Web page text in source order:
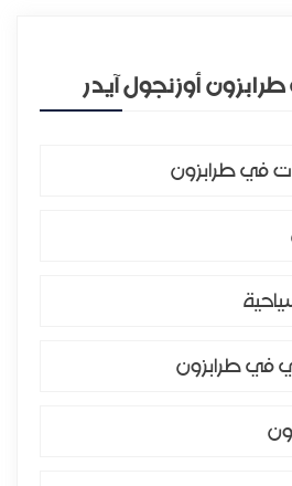
أوزنجول آيدر
في طرابزون
في طرابزون